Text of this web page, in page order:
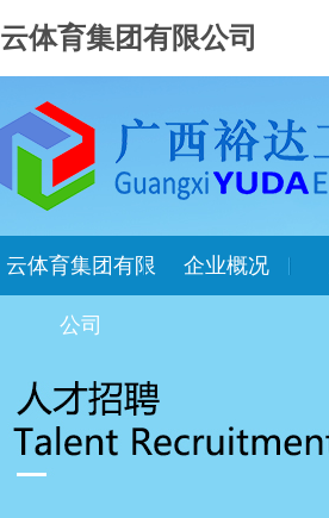
云体育集团有限公司
云体育集团有限
公司
企业概况